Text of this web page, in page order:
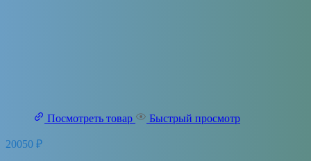
Посмотреть товар Быстрый просмотр
20050 ₽